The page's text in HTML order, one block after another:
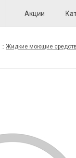
Акции
:: Жидкие моющие